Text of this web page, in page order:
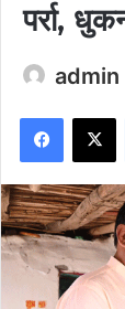
पर्रा,
admin
X